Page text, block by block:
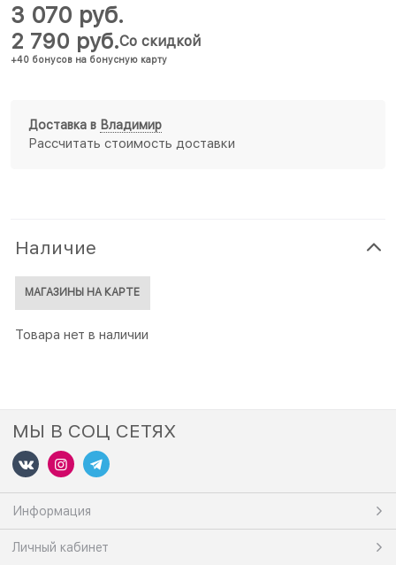
2 790 руб.
+40 бонусов на бонусную карту
Со скидкой
3 070 руб.
Доставка в Владимир
Рассчитать стоимость доставки
Наличие
МАГАЗИНЫ НА КАРТЕ
Товара нет в наличии
МЫ В СОЦ СЕТЯХ
Информация
Личный кабинет